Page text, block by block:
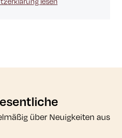
über Neuigkeiten aus